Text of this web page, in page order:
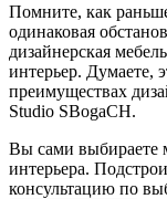
Помните, как
одинаковая
дизайнерская
интерьер. Думаете,
преимуществах
Studio SBogaCH.
Вы сами выбираете
интерьера.
консультацию по